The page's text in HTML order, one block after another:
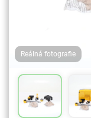
Reálná fotografie